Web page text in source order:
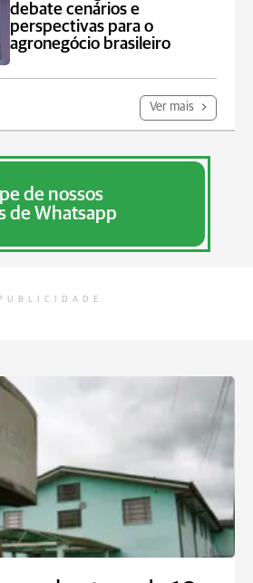
debate cenários e
perspectivas para o
agronegócio brasileiro
Ver mais
de nossos
de Whatsapp
PUBLICIDADE